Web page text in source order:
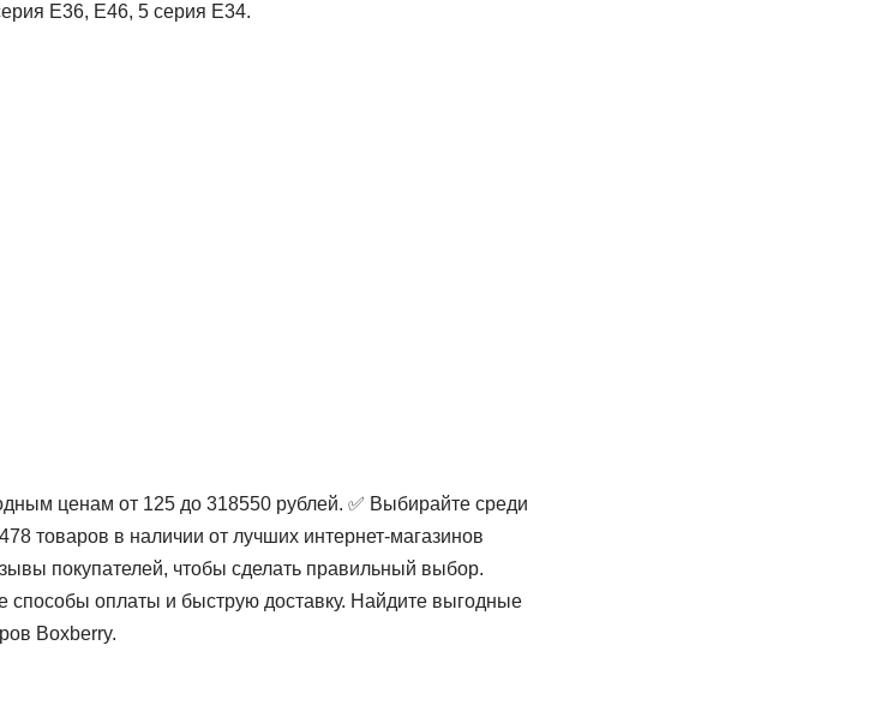
E36, E46, 5 серия E34.
ценам от 125 до 318550 рублей. ✅ Выбирайте среди
товаров в наличии от лучших интернет-магазинов
покупателей, чтобы сделать правильный выбор.
оплаты и быструю доставку. Найдите выгодные
Boxberry.